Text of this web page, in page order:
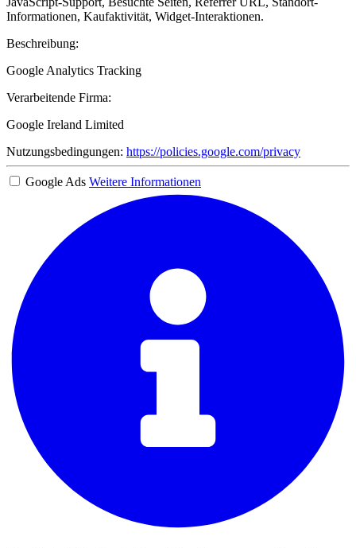
Informationen, Kaufaktivität, Widget-Interaktionen.
Beschreibung:
Google Analytics Tracking
Verarbeitende Firma:
Google Ireland Limited
Nutzungsbedingungen: https://policies.google.com/privacy
Google Ads Weitere Informationen